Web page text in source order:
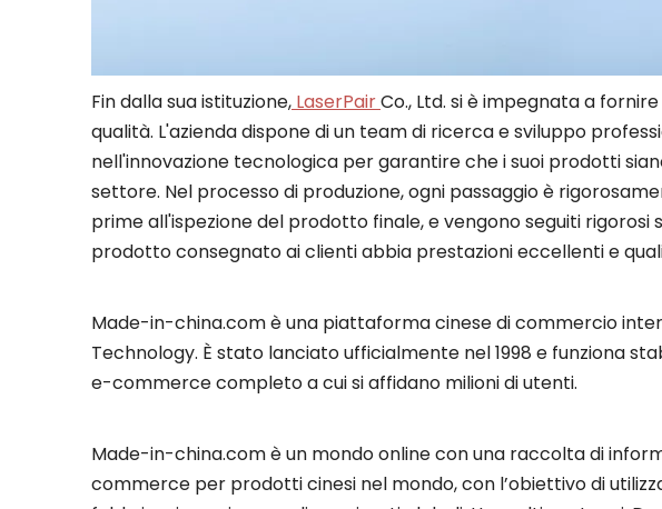
Fin dalla sua istituzione, LaserPairCo., Ltd. si è impegnata a
qualità. L'azienda dispone di un team di ricerca e sviluppo
nell'innovazione tecnologica per garantire che i suoi prodotti
settore. Nel processo di produzione, ogni passaggio è
prime all'ispezione del prodotto finale, e vengono seguiti
prodotto consegnato ai clienti abbia prestazioni eccellenti e
Made-in-china.com è una piattaforma cinese di commercio
Technology. È stato lanciato ufficialmente nel 1998 e funziona
e-commerce completo a cui si affidano milioni di utenti.
Made-in-china.com è un mondo online con una raccolta di
commerce per prodotti cinesi nel mondo, con l’obiettivo di